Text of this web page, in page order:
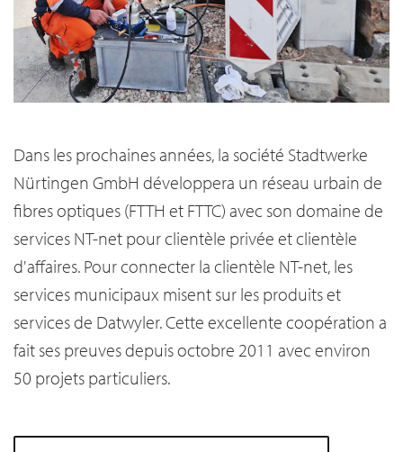
Dans les prochaines années, la société Stadtwerke
Nürtingen GmbH développera un réseau urbain de
fibres optiques (FTTH et FTTC) avec son domaine de
services NT-net pour clientèle privée et clientèle
d'affaires. Pour connecter la clientèle NT-net, les
services municipaux misent sur les produits et
services de Datwyler. Cette excellente coopération a
fait ses preuves depuis octobre 2011 avec environ
50 projets particuliers.